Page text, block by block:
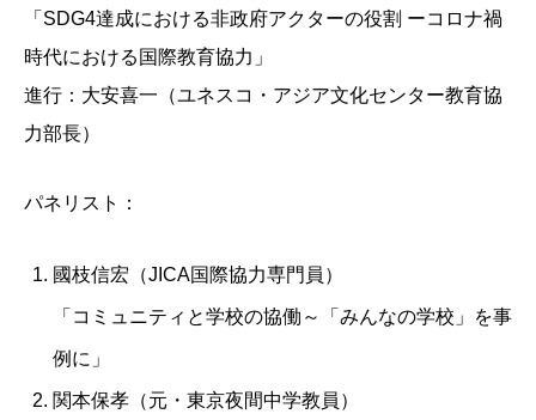
「SDG4達成における非政府アクターの役割 ーコロナ禍
時代における国際教育協力」
進行：大安喜一（ユネスコ・アジア文化センター教育協
力部長）
パネリスト：
國枝信宏（JICA国際協力専門員）
「コミュニティと学校の協働～「みんなの学校」を事
例に」
関本保孝（元・東京夜間中学教員）